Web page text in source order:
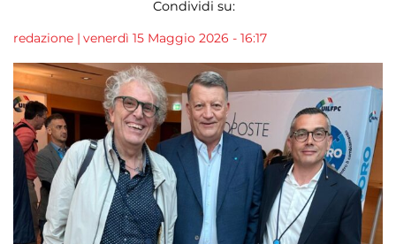
Condividi su:
redazione | venerdì 15 Maggio 2026 - 16:17